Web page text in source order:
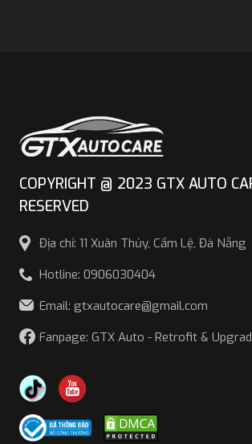
COPYRIGHT @ 2023 GTX AUTO
RESERVED
Địa chỉ: 11 Xuân Thủy, Cẩm Lệ, Đà Nẵng
Hotline: 0906030404
Email: gtxautocare@gmail.com
Fanpage: GTX Auto - Retrofit &